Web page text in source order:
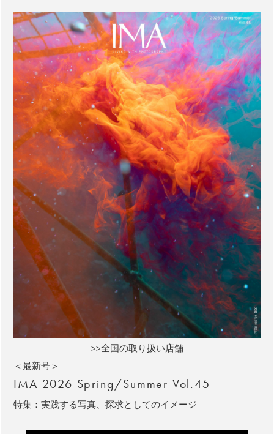
>>全国の取り扱い店舗
＜最新号＞
IMA 2026 Spring/Summer Vol.45
特集：実践する写真、探求としてのイメージ